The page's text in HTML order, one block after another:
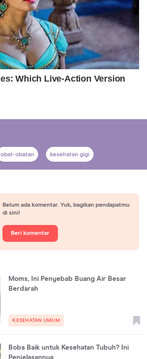
obat-obatan kesehatan gigi
Belum ada komentar. Yuk, bagikan pendapatmu
di sini!
Beri komentar
Moms, Ini Penyebab Buang Air Besar
Berdarah
KESEHATAN UMUM
Boba Baik untuk Kesehatan Tubuh? Ini
Penjelasannya.